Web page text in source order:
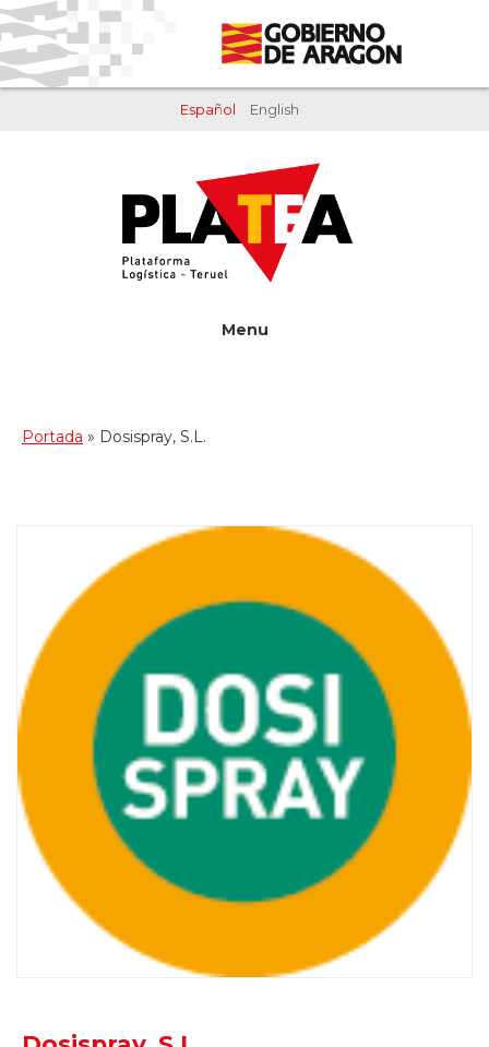
Saltar
al
contenido
Saltar
al
pie
Español English
Menu
Portada » Dosispray, S.L.